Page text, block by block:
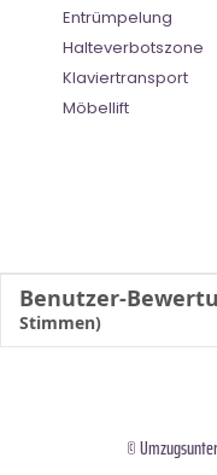
Entrümpelung
Halteverbotszone
Klaviertransport
Möbellift
Benutzer-
Stimmen)
©